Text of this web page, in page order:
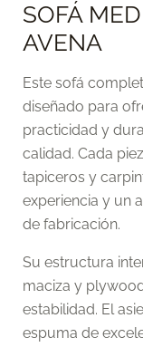
SOFÁ
AVENA
Este sofá
diseñado para
practicidad y
calidad. Cada
tapiceros y
experiencia y un
de fabricación.
Su estructura
maciza y
estabilidad. El
espuma de